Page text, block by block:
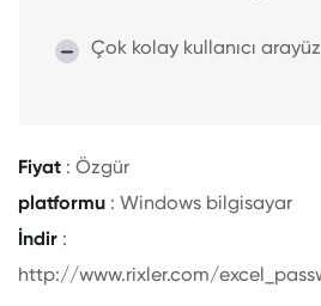
Çok kolay kullanıcı
Fiyat : Özgür
platformu : Windows bilgisayar
İndir :
http://www.rixler.com/